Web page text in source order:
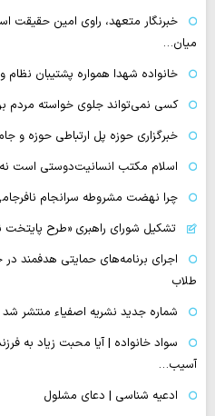
خبرنگار متعهد، راوی امین حقیقت
میان…
خانواده شهدا همواره پشتیبان نظام
کسی نمی‌تواند جلوی خواسته مردم
خبرگزاری حوزه پل ارتباطی حوزه و
اسلام مکتب انسانیت‌دوستی است
چرا نهضت مشروطه سرانجام
تشکیل شورای راهبری «طرح پایتخت
اجرای برنامه‌های حمایتی
طلاب
شماره جدید نشریه اصفیاء منتشر شد
سواد خانواده | آیا محبت زیاد به
آسیب…
ادعیه شناسی | دعای مشلول